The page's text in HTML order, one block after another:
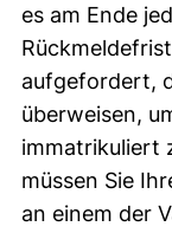
es am Ende
aufgefordert,
überweisen,
immatrikuliert
müssen Sie
an einem der